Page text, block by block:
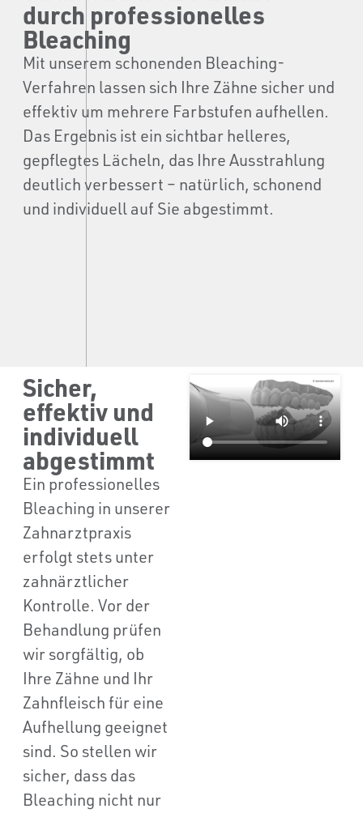
durch professionelles
Bleaching
Mit unserem schonenden Bleaching-
Verfahren lassen sich Ihre Zähne sicher und
effektiv um mehrere Farbstufen aufhellen.
Das Ergebnis ist ein sichtbar helleres,
gepflegtes Lächeln, das Ihre Ausstrahlung
deutlich verbessert – natürlich, schonend
und individuell auf Sie abgestimmt.
Sicher,
effektiv und
individuell
abgestimmt
Ein professionelles
Bleaching in unserer
Zahnarztpraxis
erfolgt stets unter
zahnärztlicher
Kontrolle. Vor der
Behandlung prüfen
wir sorgfältig, ob
Ihre Zähne und Ihr
Zahnfleisch für eine
Aufhellung geeignet
sind. So stellen wir
sicher, dass das
Bleaching nicht nur